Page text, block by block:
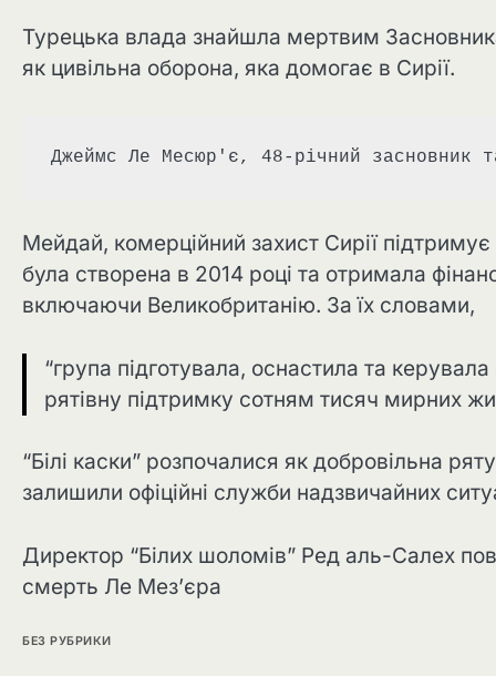
Турецька влада знайшла мертвим
як цивільна оборона, яка домогає в Сирії.
Джеймс Ле Месюр'є, 48-річний засновник
Мейдай, комерційний захист Сирії
була створена в 2014 році та отримала
включаючи Великобританію. За їх словами,
“група підготувала, оснастила та
рятівну підтримку сотням тисяч мирних
“Білі каски” розпочалися як добровільна
залишили офіційні служби надзвичайних
Директор “Білих шоломів” Ред аль-Салех
смерть Ле Мез’єра
БЕЗ РУБРИКИ